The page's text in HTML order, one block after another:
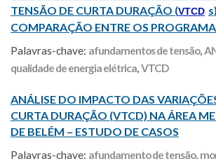
TENSÃO DE CURTA DURAÇÃO (VTCD
COMPARAÇÃO ENTRE OS
Palavras-chave: afundamentos de tensão,
qualidade de energia elétrica,VTCD
ANÁLISE DO IMPACTO DAS
CURTA DURAÇÃO (VTCD) NA ÁREA
DE BELÉM – ESTUDO DE CASOS
Palavras-chave: afundamento de tensão,